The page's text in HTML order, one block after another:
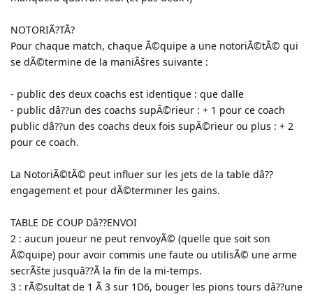
NOTORIÃ?TÃ?
Pour chaque match, chaque Ã©quipe a une notoriÃ©tÃ© qui
se dÃ©termine de la maniÃšres suivante :
- public des deux coachs est identique : que dalle
- public dâ??un des coachs supÃ©rieur : + 1 pour ce coach
public dâ??un des coachs deux fois supÃ©rieur ou plus : + 2
pour ce coach.
La NotoriÃ©tÃ© peut influer sur les jets de la table dâ??
engagement et pour dÃ©terminer les gains.
TABLE DE COUP Dâ??ENVOI
2 : aucun joueur ne peut renvoyÃ© (quelle que soit son
Ã©quipe) pour avoir commis une faute ou utilisÃ© une arme
secrÃšte jusquâ??Ã la fin de la mi-temps.
3 : rÃ©sultat de 1 Ã 3 sur 1D6, bouger les pions tours dâ??une